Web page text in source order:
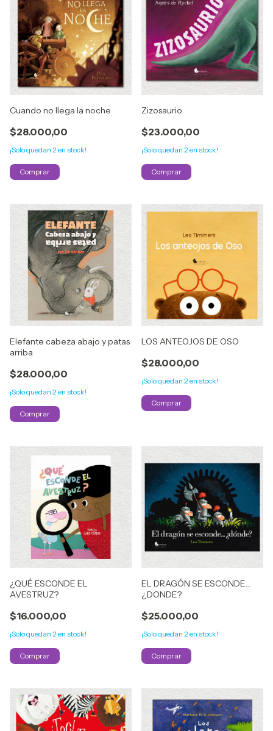
Cuando no llega la noche
$28.000,00
¡Solo quedan 2 en stock!
Zizosaurio
$23.000,00
¡Solo quedan 2 en stock!
Elefante cabeza abajo y patas
arriba
$28.000,00
¡Solo quedan 2 en stock!
LOS ANTEOJOS DE OSO
$28.000,00
¡Solo quedan 2 en stock!
¿QUÉ ESCONDE EL
AVESTRUZ?
$16.000,00
¡Solo quedan 2 en stock!
EL DRAGÓN SE ESCONDE…
¿DONDE?
$25.000,00
¡Solo quedan 2 en stock!